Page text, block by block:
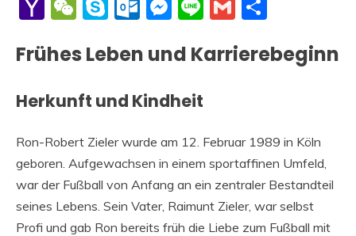
Yahoo
WeChat
SkypeOutlook.com
Messenger
LineGmail
Frühes Leben und Karrierebeginn
Herkunft und Kindheit
Ron-Robert Zieler wurde am 12. Februar 1989 in Köln
geboren. Aufgewachsen in einem sportaffinen Umfeld,
war der Fußball von Anfang an ein zentraler Bestandteil
seines Lebens. Sein Vater, Raimunt Zieler, war selbst
Profi und gab Ron bereits früh die Liebe zum Fußball mit